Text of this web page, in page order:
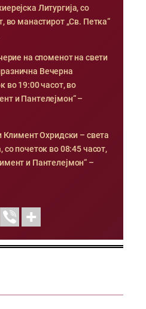
Литургија, со
во манастирот „Св. Петка“
на споменот на свети
Вечерна
во 19:00 часот, во
и Пантелејмон“ –
Климент Охридски – света
со почеток во 08:45 часот,
и Пантелејмон“ –